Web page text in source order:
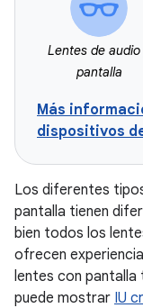
Lentes de audio
pantalla
Más
dispositivos
Los diferentes
pantalla tienen
bien todos los
ofrecen
lentes con pantalla
puede mostrar IU